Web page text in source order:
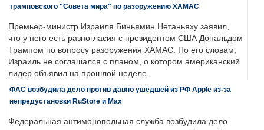
трамповского "Совета мира" по разоружению ХАМАС
Премьер-министр Израиля Биньямин Нетаньяху заявил,
что у него есть разногласия с президентом США Дональдом
Трампом по вопросу разоружения ХАМАС. По его словам,
Израиль не соглашался с планом, о котором американский
лидер объявил на прошлой неделе.
ФАС возбудила дело против давно ушедшей из РФ Apple из-за
непредустановки RuStore и Max
Федеральная антимонопольная служба возбудила дело